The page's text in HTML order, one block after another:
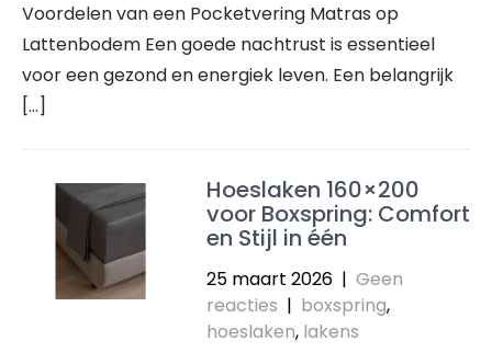
Voordelen van een Pocketvering Matras op
Lattenbodem Een goede nachtrust is essentieel
voor een gezond en energiek leven. Een belangrijk
[…]
Hoeslaken 160×200
voor Boxspring: Comfort
en Stijl in één
25 maart 2026 | Geen
reacties | boxspring,
hoeslaken, lakens